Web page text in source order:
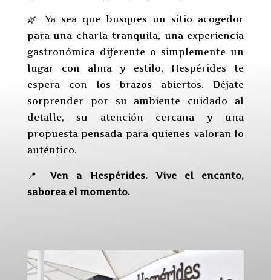
🌿 Ya sea que busques un sitio acogedor
para una charla tranquila, una experiencia
gastronómica diferente o simplemente un
lugar con alma y estilo, Hespérides te
espera con los brazos abiertos. Déjate
sorprender por su ambiente cuidado al
detalle, su atención cercana y una
propuesta pensada para quienes valoran lo
auténtico.
📍Ven a Hespérides. Vive el encanto,
saborea el momento.